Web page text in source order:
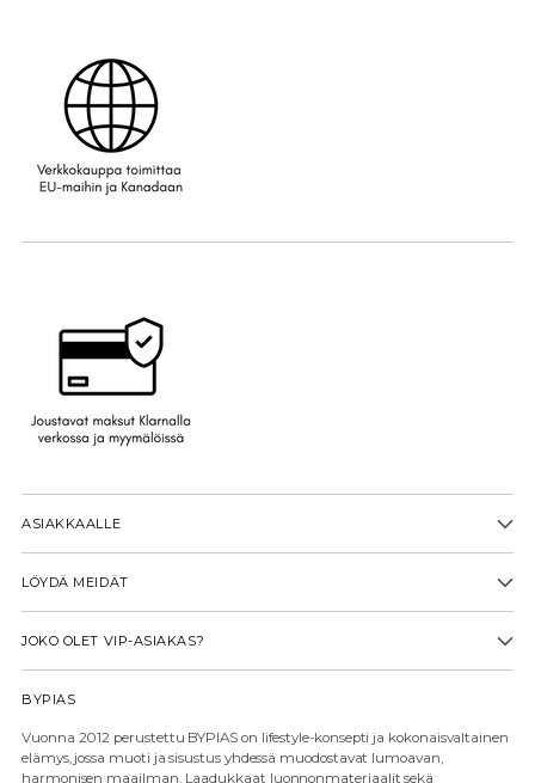
ASIAKKAALLE
LÖYDÄ MEIDÄT
JOKO OLET VIP-ASIAKAS?
BYPIAS
Vuonna 2012 perustettu BYPIAS on lifestyle-konsepti ja kokonaisvaltainen
elämys, jossa muoti ja sisustus yhdessä muodostavat lumoavan,
harmonisen maailman. Laadukkaat luonnonmateriaalit sekä